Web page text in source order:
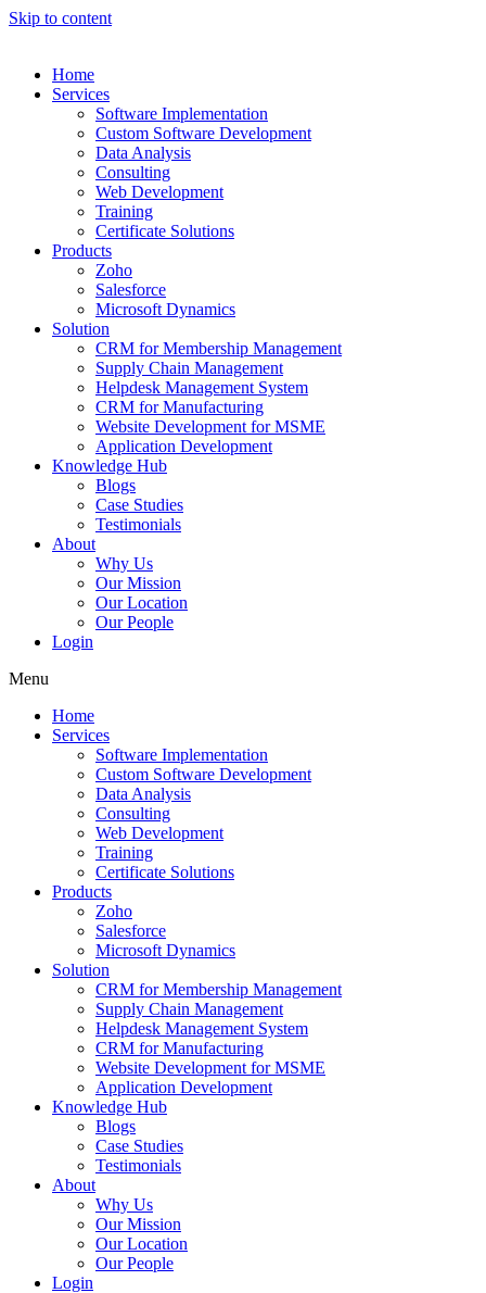
Skip to content
Home
Services
Software Implementation
Custom Software Development
Data Analysis
Consulting
Web Development
Training
Certificate Solutions
Products
Zoho
Salesforce
Microsoft Dynamics
Solution
CRM for Membership Management
Supply Chain Management
Helpdesk Management System
CRM for Manufacturing
Website Development for MSME
Application Development
Knowledge Hub
Blogs
Case Studies
Testimonials
About
Why Us
Our Mission
Our Location
Our People
Login
Menu
Home
Services
Software Implementation
Custom Software Development
Data Analysis
Consulting
Web Development
Training
Certificate Solutions
Products
Zoho
Salesforce
Microsoft Dynamics
Solution
CRM for Membership Management
Supply Chain Management
Helpdesk Management System
CRM for Manufacturing
Website Development for MSME
Application Development
Knowledge Hub
Blogs
Case Studies
Testimonials
About
Why Us
Our Mission
Our Location
Our People
Login